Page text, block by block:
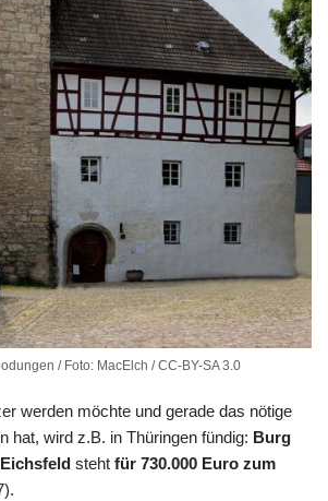
/ Foto: MacElch / CC-BY-SA 3.0
werden möchte und gerade das nötige
hat, wird z.B. in Thüringen fündig: Burg
steht für 730.000 Euro zum